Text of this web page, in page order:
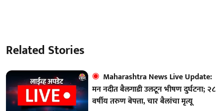
Related Stories
Maharashtra News Live Update:
मन नदीत बैलगाडी उलटून भीषण दुर्घटना; २८
वर्षीय तरुण बेपत्ता, चार बैलांचा मृत्यू